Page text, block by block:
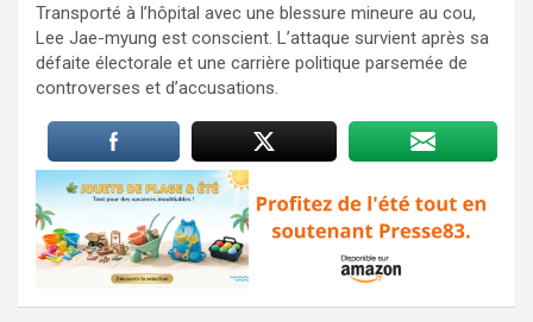
Transporté à l’hôpital avec une blessure mineure au cou,
Lee Jae-myung est conscient. L’attaque survient après sa
défaite électorale et une carrière politique parsemée de
controverses et d’accusations.